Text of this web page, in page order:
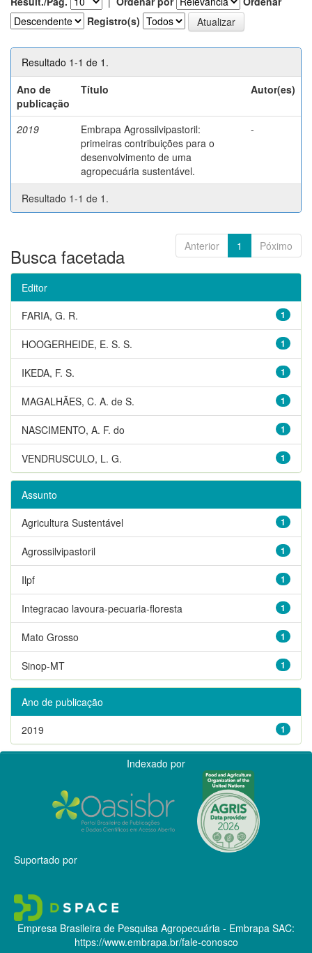
Registro(s)
Resultado 1-1 de 1.
Ano de
publicação
Título Autor(es)
2019
Embrapa Agrossilvipastoril:
primeiras contribuições para o
desenvolvimento de uma
agropecuária sustentável.
-
Resultado 1-1 de 1.
Anterior 1 Póximo
Busca facetada
Editor
1
FARIA, G. R.
1
HOOGERHEIDE, E. S. S.
1
IKEDA, F. S.
1
MAGALHÃES, C. A. de S.
1
NASCIMENTO, A. F. do
1
VENDRUSCULO, L. G.
Assunto
1
Agricultura Sustentável
1
Agrossilvipastoril
1
Ilpf
1
Integracao lavoura-pecuaria-floresta
1
Mato Grosso
1
Sinop-MT
Ano de publicação
1
2019
Indexado por
Suportado por
Empresa Brasileira de Pesquisa Agropecuária - Embrapa SAC:
https://www.embrapa.br/fale-conosco